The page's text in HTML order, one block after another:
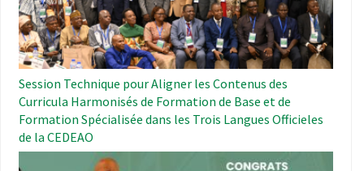
Session Technique pour Aligner les Contenus des
Curricula Harmonisés de Formation de Base et de
Formation Spécialisée dans les Trois Langues Officieles
de la CEDEAO